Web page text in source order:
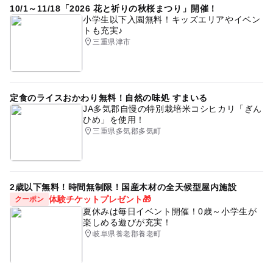
10/1～11/18「2026 花と祈りの秋桜まつり」開催！
小学生以下入園無料！キッズエリアやイベン
トも充実♪
三重県津市
定食のライスおかわり無料！自然の味処 すまいる
JA多気郡自慢の特別栽培米コシヒカリ「ぎん
ひめ」を使用！
三重県多気郡多気町
2歳以下無料！時間無制限！国産木材の全天候型屋内施設
クーポン 体験チケットプレゼント🎁
夏休みは毎日イベント開催！0歳～小学生が
楽しめる遊びが充実！
岐阜県養老郡養老町